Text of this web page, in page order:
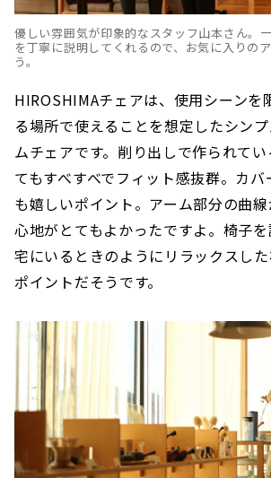
優しい雰囲気が印象的なスタッフ山本さん。
を丁寧に説明してくれるので、お気に入りの
う。
HIROSHIMAチェアは、使用シーンを
る場所で使えることを想定したシン
ムチェアです。削り出しで作られて
てもすべすべでフィット感抜群。カ
も嬉しいポイント。アーム部分の曲
心地がとてもよかったですよ。椅子
宅にいるときのようにリラックスし
ポイントだそうです。